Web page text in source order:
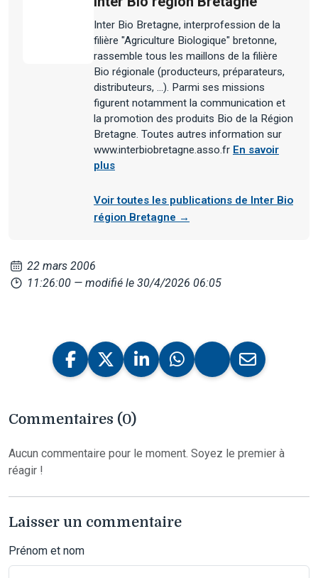
Inter Bio Bretagne, interprofession de la
filière "Agriculture Biologique" bretonne,
rassemble tous les maillons de la filière
Bio régionale (producteurs, préparateurs,
distributeurs, ...). Parmi ses missions
figurent notamment la communication et
la promotion des produits Bio de la Région
Bretagne. Toutes autres information sur
www.interbiobretagne.asso.fr En savoir
plus
Voir toutes les publications de Inter Bio
région Bretagne →
22 mars 2006
11:26:00 — modifié le 30/4/2026 06:05
Commentaires (0)
Aucun commentaire pour le moment. Soyez le premier à
réagir !
Laisser un commentaire
Prénom et nom